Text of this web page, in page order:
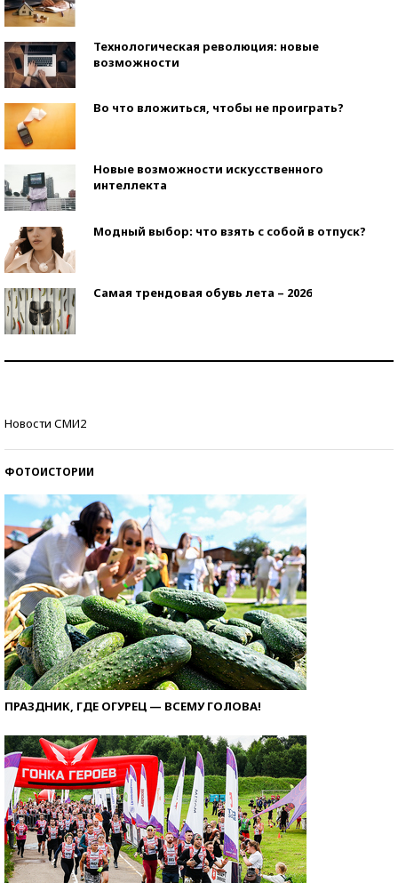
Технологическая революция: новые
возможности
Во что вложиться, чтобы не проиграть?
Новые возможности искусственного
интеллекта
Модный выбор: что взять с собой в отпуск?
Самая трендовая обувь лета – 2026
Новости СМИ2
ФОТОИСТОРИИ
ПРАЗДНИК, ГДЕ ОГУРЕЦ — ВСЕМУ ГОЛОВА!